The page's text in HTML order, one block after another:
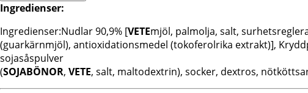
Ingredienser:
Ingredienser:Nudlar 90,9% [VETEmjöl, palmolja, salt,
(guarkärnmjöl), antioxidationsmedel (tokoferolrika extrakt)],
sojasåspulver
(SOJABÖNOR, VETE, salt, maltodextrin), socker, dextros,